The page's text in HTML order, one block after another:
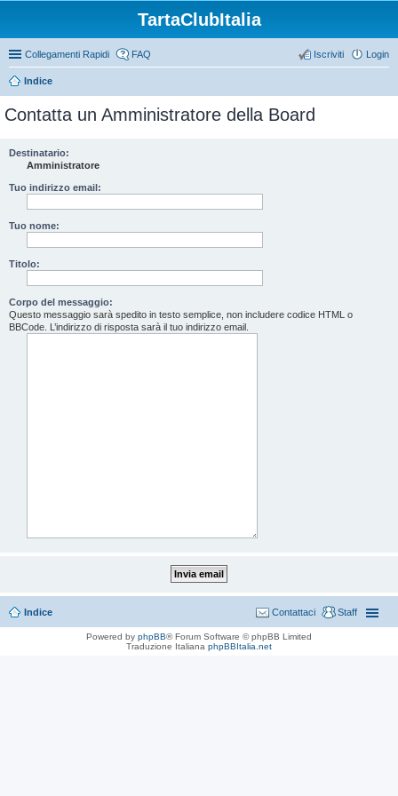
TartaClubItalia
Collegamenti Rapidi FAQ Login
Iscriviti
Indice
Contatta un Amministratore della Board
Destinatario:
Amministratore
Tuo indirizzo email:
Tuo nome:
Titolo:
Corpo del messaggio:
Questo messaggio sarà spedito in testo semplice, non includere codice HTML o
BBCode. L’indirizzo di risposta sarà il tuo indirizzo email.
Indice Staff
Contattaci
Powered by phpBB® Forum Software © phpBB Limited
Traduzione Italiana phpBBItalia.net